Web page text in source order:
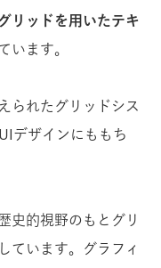
リッドを用いたテキ
います。
られたグリッドシス
デザインにももち
史的視野のもとグリ
ています。グラフィ